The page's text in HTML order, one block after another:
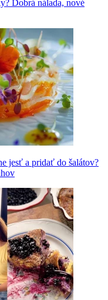
Dobrá nálada, nové
jesť a pridať do šalátov?